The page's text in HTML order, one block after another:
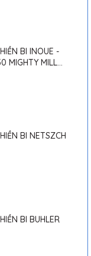
BI INOUE -
BI NETSZCH
BI BUHLER